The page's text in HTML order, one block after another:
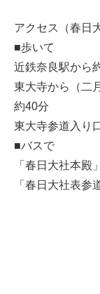
アクセス（春日
■歩いて
近鉄奈良駅から
東大寺から（二
約40分
東大寺参道入り
■バスで
「春日大社本殿
「春日大社表参